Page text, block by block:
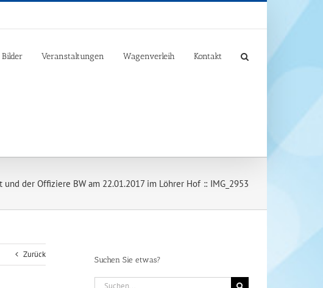
Bilder Veranstaltungen Wagenverleih Kontakt
und der Offiziere BW am 22.01.2017 im Löhrer Hof IMG_2953
Zurück
Suchen Sie etwas?
Suche